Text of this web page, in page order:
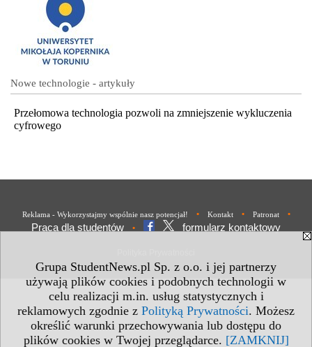
Grupa StudentNews.pl Sp. z o.o. i jej partnerzy
używają plików cookies i podobnych technologii w
celu realizacji m.in. usług statystycznych i
reklamowych zgodnie z Polityką Prywatności. Możesz
określić warunki przechowywania lub dostępu do
plików cookies w Twojej przeglądarce. [ZAMKNIJ]
Nowe technologie - artykuły
Przełomowa technologia pozwoli na zmniejszenie wykluczenia
cyfrowego
Reklama - Wykorzystajmy wspólnie nasz potencjał! • Kontakt • Patronat •
Praca dla studentów • formularz kontaktowy